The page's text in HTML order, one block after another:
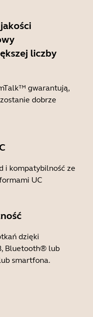
liczby
gwarantują,
dobrze
i kompatybilność ze
UC
dzięki
Bluetooth® lub
smartfona.